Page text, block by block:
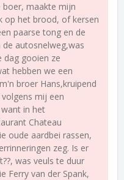
boer, maakte mijn
op het brood, of kersen
paarse tong en de
autosnelweg,was
dag gooien ze
hebben we een
broer Hans,kruipend
mij een
in het
Chateau
oude aardbei rassen,
zeg. Is er
was veuls te duur
Ferry van der Spank,